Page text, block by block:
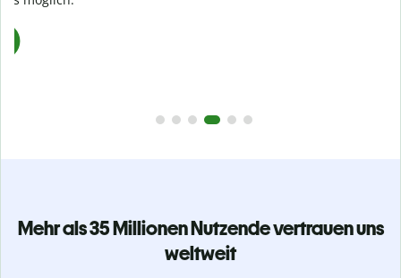
Mehr als 35 Millionen Nutzende vertrauen uns
weltweit